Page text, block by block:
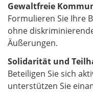
Gewaltfreie
Formulieren Sie Ihre
ohne
Äußerungen.
Solidarität und
Beteiligen Sie sich
unterstützen Sie